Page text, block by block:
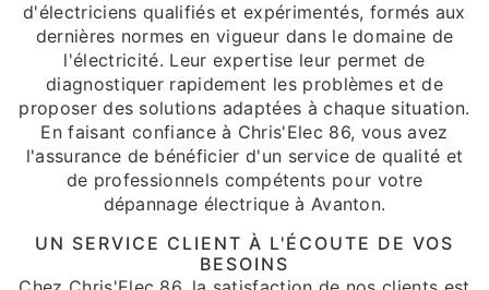
d'électriciens qualifiés et expérimentés, formés aux
dernières normes en vigueur dans le domaine de
l'électricité. Leur expertise leur permet de
diagnostiquer rapidement les problèmes et de
proposer des solutions adaptées à chaque situation.
En faisant confiance à Chris'Elec 86, vous avez
l'assurance de bénéficier d'un service de qualité et
de professionnels compétents pour votre
dépannage électrique à Avanton.
UN SERVICE CLIENT À L'ÉCOUTE DE VOS
BESOINS